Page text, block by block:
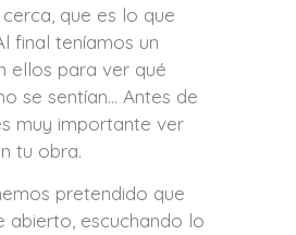
que es lo que
final teníamos un
ellos para ver qué
se sentían… Antes de
muy importante ver
tu obra.
pretendido que
abierto, escuchando lo